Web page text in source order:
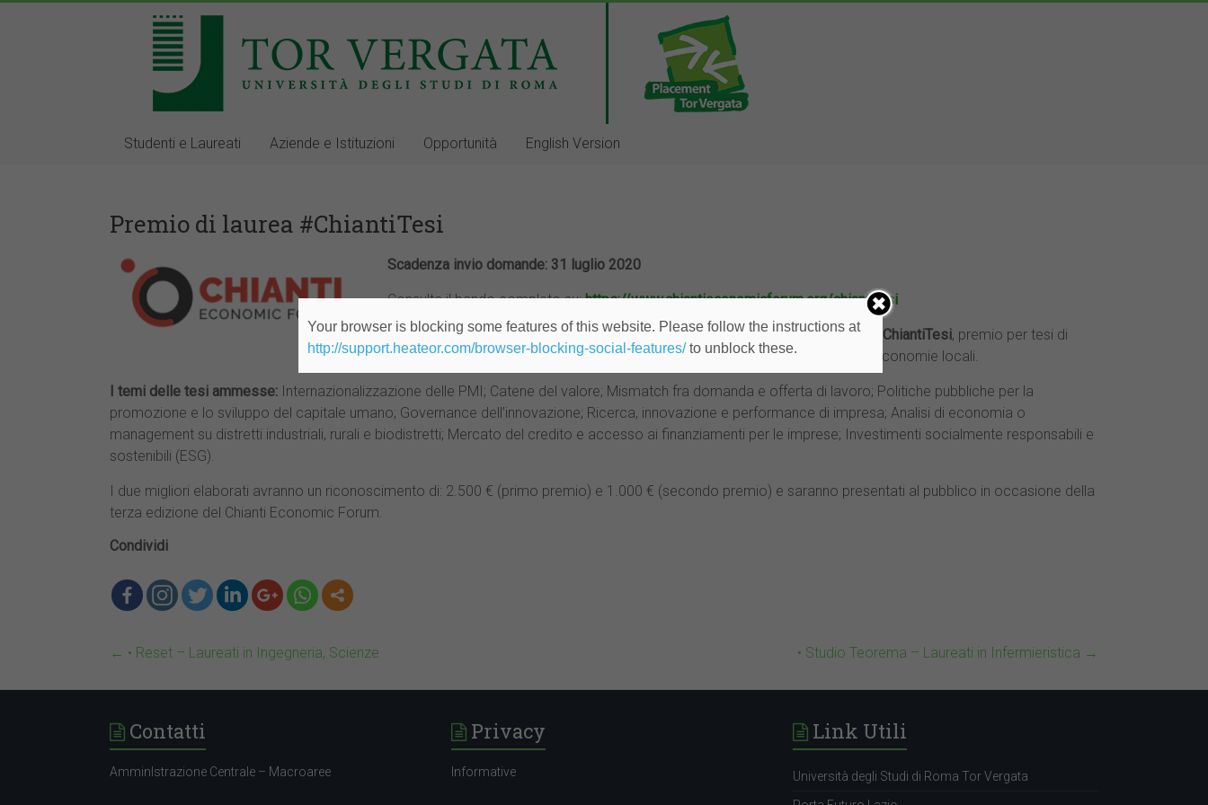
Studenti e Laureati Aziende e Istituzioni Opportunità English Version
Premio di laurea #ChiantiTesi
Scadenza invio domande: 31 luglio 2020
Consulta il bando completo su:https://www.chiantieconomicforum.org/chiantitesi
Chianti BancaeChianti Economic Forumpromuovono la Seconda Edizione di #ChiantiTesi, premio per tesi di
laurea magistrale volto a sostenere, analizzare e valorizzare lo sviluppo delle economie locali.
I temi delle tesi ammesse: Internazionalizzazione delle PMI; Catene del valore; Mismatch fra domanda e offerta di lavoro; Politiche pubbliche per la
promozione e lo sviluppo del capitale umano; Governance dell’innovazione; Ricerca, innovazione e performance di impresa; Analisi di economia o
management su distretti industriali, rurali e biodistretti; Mercato del credito e accesso ai finanziamenti per le imprese; Investimenti socialmente responsabili e
sostenibili (ESG).
I due migliori elaborati avranno un riconoscimento di: 2.500 € (primo premio) e 1.000 € (secondo premio) e saranno presentati al pubblico in occasione della
terza edizione del Chianti Economic Forum.
Condividi
← • Reset – Laureati in Ingegneria, Scienze • Studio Teorema – Laureati in Infermieristica →
Contatti
AmminIstrazione Centrale – Macroaree
Privacy
Informative
Link Utili
Università degli Studi di Roma Tor Vergata
Your browser is blocking some features of this website. Please follow the instructions at
http://support.heateor.com/browser-blocking-social-features/to unblock these.